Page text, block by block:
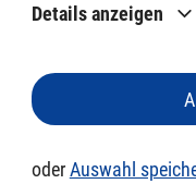
Cookie Einstellungen
PROTOS Software
Details anzeigen
oderAuswahl